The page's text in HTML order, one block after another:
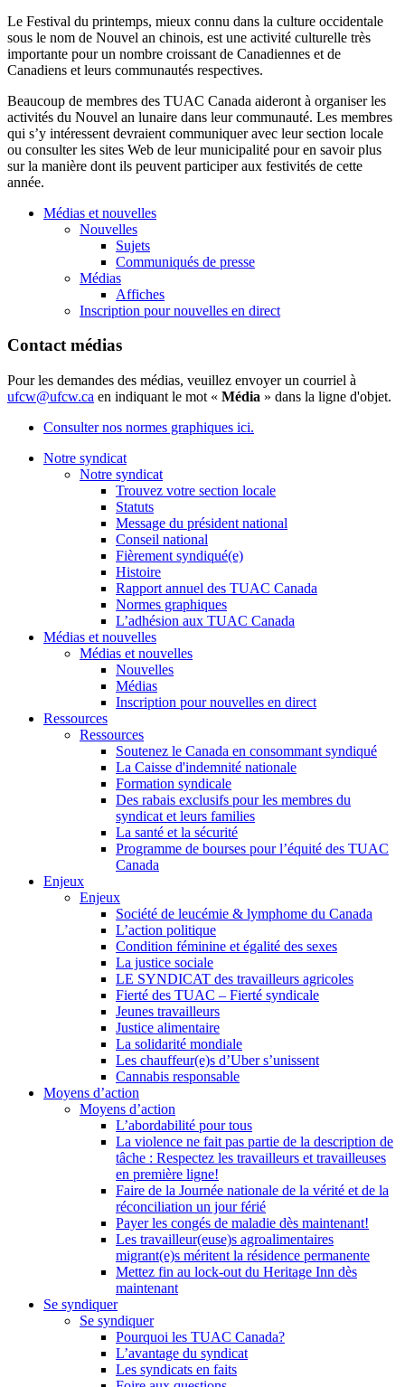
Le Festival du printemps, mieux connu dans la culture occidentale
sous le nom de Nouvel an chinois, est une activité culturelle très
importante pour un nombre croissant de Canadiennes et de
Canadiens et leurs communautés respectives.
Beaucoup de membres des TUAC Canada aideront à organiser les
activités du Nouvel an lunaire dans leur communauté. Les membres
qui s’y intéressent devraient communiquer avec leur section locale
ou consulter les sites Web de leur municipalité pour en savoir plus
sur la manière dont ils peuvent participer aux festivités de cette
année.
Médias et nouvelles
Nouvelles
Sujets
Communiqués de presse
Médias
Affiches
Inscription pour nouvelles en direct
Contact médias
Pour les demandes des médias, veuillez envoyer un courriel à
ufcw@ufcw.ca en indiquant le mot « Média » dans la ligne d'objet.
Consulter nos normes graphiques ici.
Notre syndicat
Notre syndicat
Trouvez votre section locale
Statuts
Message du président national
Conseil national
Fièrement syndiqué(e)
Histoire
Rapport annuel des TUAC Canada
Normes graphiques
L’adhésion aux TUAC Canada
Médias et nouvelles
Médias et nouvelles
Nouvelles
Médias
Inscription pour nouvelles en direct
Ressources
Ressources
Soutenez le Canada en consommant syndiqué
La Caisse d'indemnité nationale
Formation syndicale
Des rabais exclusifs pour les membres du
syndicat et leurs families
La santé et la sécurité
Programme de bourses pour l’équité des TUAC
Canada
Enjeux
Enjeux
Société de leucémie & lymphome du Canada
L’action politique
Condition féminine et égalité des sexes
La justice sociale
LE SYNDICAT des travailleurs agricoles
Fierté des TUAC – Fierté syndicale
Jeunes travailleurs
Justice alimentaire
La solidarité mondiale
Les chauffeur(e)s d’Uber s’unissent
Cannabis responsable
Moyens d’action
Moyens d’action
L’abordabilité pour tous
La violence ne fait pas partie de la description de
tâche : Respectez les travailleurs et travailleuses
en première ligne!
Faire de la Journée nationale de la vérité et de la
réconciliation un jour férié
Payer les congés de maladie dès maintenant!
Les travailleur(euse)s agroalimentaires
migrant(e)s méritent la résidence permanente
Mettez fin au lock-out du Heritage Inn dès
maintenant
Se syndiquer
Se syndiquer
Pourquoi les TUAC Canada?
L’avantage du syndicat
Les syndicats en faits